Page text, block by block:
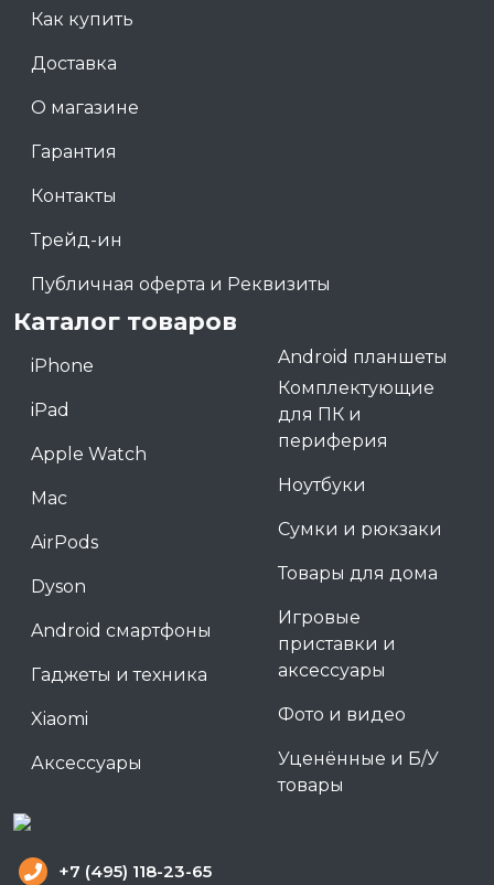
Как купить
Доставка
О магазине
Гарантия
Контакты
Трейд-ин
Публичная оферта и Реквизиты
Каталог товаров
iPhone
iPad
Apple Watch
Mac
AirPods
Dyson
Android смартфоны
Гаджеты и техника
Xiaomi
Аксессуары
Android планшеты
Комплектующие
для ПК и
периферия
Ноутбуки
Сумки и рюкзаки
Товары для дома
Игровые
приставки и
аксессуары
Фото и видео
Уценённые и Б/У
товары
+7 (495) 118-23-65